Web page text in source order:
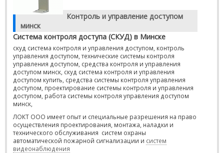
Контроль и управление доступом
минск
Система контроля доступа (СКУД) в Минске
скуд система контроля и управления доступом, контроль
управления доступом, технические системы контроля
управления доступом, средства контроля и управления
доступом минск, скуд система контроля и управления
доступом купить, средства системы контроля управления
доступом, проектирование системы контроля и управления
доступом, работа системы контроля управления доступом
минск,
ЛОКТ ООО имеет опыт и специальные разрешения на право
осуществления проектирования, монтажа, наладки и
технического обслуживания систем охраны
автоматической пожарной сигнализации и систем
видеонаблюдения